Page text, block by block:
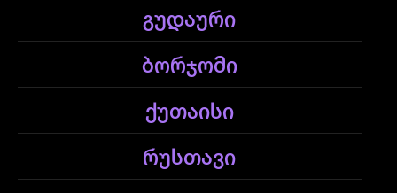
გუდაური
ბორჯომი
ქუთაისი
რუსთავი